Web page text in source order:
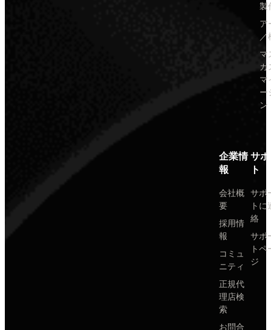
製
ア
／
マ
カ
マ
ー
ン
企業情
報
会社概
要
採用情
報
コミュ
ニティ
正規代
理店検
索
お問合
サ
ト
サポ
トに
絡
サポ
トペ
ジ